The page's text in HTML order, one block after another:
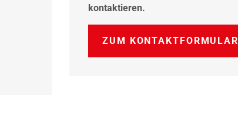
kontaktieren.
ZUM KONTAKTFORMULAR